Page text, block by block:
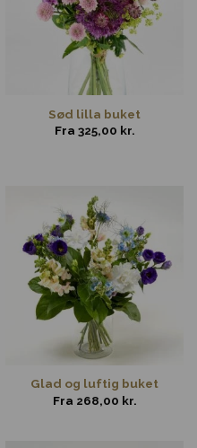
Sød lilla buket
Fra 325,00 kr.
Glad og luftig buket
Fra 268,00 kr.